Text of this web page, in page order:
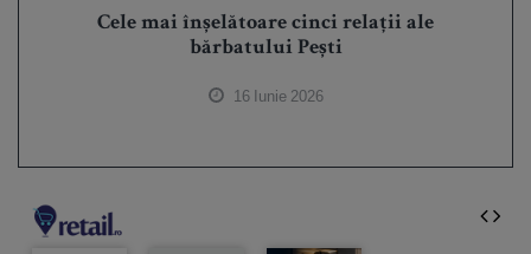
Cele mai înșelătoare cinci relații ale
bărbatului Pești
16 Iunie 2026